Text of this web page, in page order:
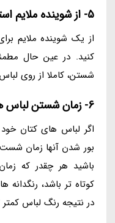
5- از شوینده ملایم استفاده کنید
از یک شوینده ملایم
کنید. در عین حال
شستن، کاملا از روی
6- زمان شستن لباس های کتان را کمتر در نظر بگیرید
اگر لباس های کتان خود
بور شدن آنها زمان شست
باشید هر چقدر که
کوتاه تر باشد،
در نتیجه رنگ لباس کمتر